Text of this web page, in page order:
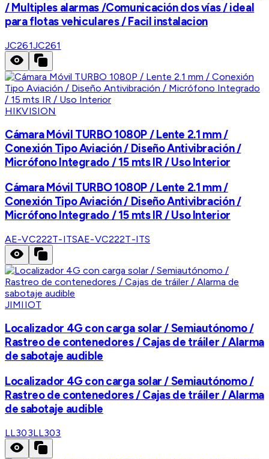
/ Multiples alarmas /Comunicación dos vías / ideal
para flotas vehiculares / Facil instalacion
JC261JC261
HIKVISION
Cámara Móvil TURBO 1080P / Lente 2.1 mm /
Conexión Tipo Aviación / Diseño Antivibración /
Micrófono Integrado / 15 mts IR / Uso Interior
Cámara Móvil TURBO 1080P / Lente 2.1 mm /
Conexión Tipo Aviación / Diseño Antivibración /
Micrófono Integrado / 15 mts IR / Uso Interior
AE-VC222T-ITSAE-VC222T-ITS
JIMIIOT
Localizador 4G con carga solar / Semiautónomo /
Rastreo de contenedores / Cajas de tráiler / Alarma
de sabotaje audible
Localizador 4G con carga solar / Semiautónomo /
Rastreo de contenedores / Cajas de tráiler / Alarma
de sabotaje audible
LL303LL303